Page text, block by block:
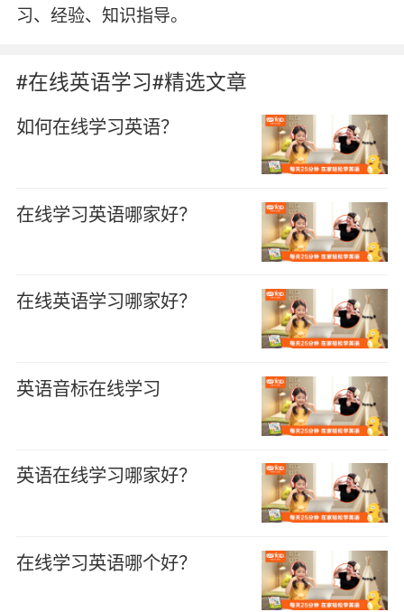
习、经验、知识指导。
#在线英语学习#精选文章
如何在线学习英语？
在线学习英语哪家好？
在线英语学习哪家好？
英语音标在线学习
英语在线学习哪家好？
在线学习英语哪个好？